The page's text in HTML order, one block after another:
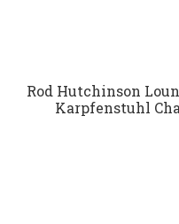
Rod Hutchinson
Karpfenstuhl